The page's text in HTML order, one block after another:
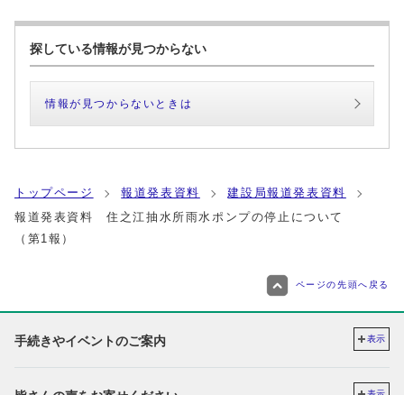
探している情報が見つからない
情報が見つからないときは
トップページ 報道発表資料
建設局報道発表資料
報道発表資料 住之江抽水所雨水ポンプの停止について
（第1報）
ページの先頭へ戻る
手続きやイベントのご案内 表示